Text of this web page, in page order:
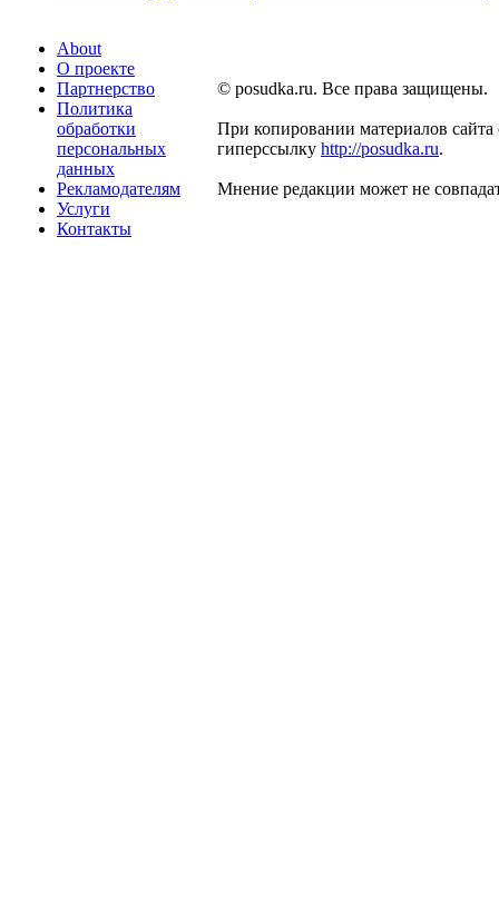
About
О проекте
Партнерство
Политика
обработки
персональных
данных
Рекламодателям
Услуги
Контакты
© posudka.ru. Все права защищены.
При копировании материалов сайта
гиперссылку http://posudka.ru.
Мнение редакции может не